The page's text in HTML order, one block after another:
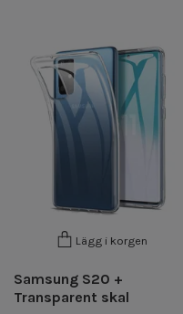
Lägg i korgen
Samsung S20 +
Transparent skal